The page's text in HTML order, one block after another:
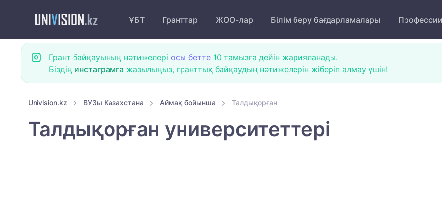
ҰБТ Гранттар ЖОО-лар Білім беру бағдарламалары Профессии
Грант байқауының нәтижелері осы бетте 10 тамызға дейін жарияланады.
Біздің инстаграмға жазылыңыз, гранттық байқаудың нәтижелерін жіберіп алмау үшін!
Univision.kz ВУЗы Казахстана Аймақ бойынша Талдықорған
Талдықорған университеттері